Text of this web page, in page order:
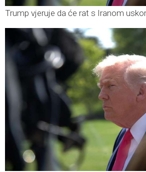
Trump vjeruje da će rat s Iranom